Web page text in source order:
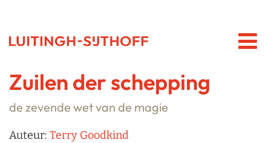
Zuilen der schepping
de zevende wet van de magie
Auteur: Terry Goodkind